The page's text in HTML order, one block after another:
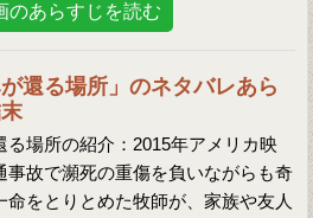
のあらすじを読む
が還る場所」のネタバレあら
る場所の紹介：2015年アメリカ映
事故で瀕死の重傷を負いながらも奇
命をとりとめた牧師が、家族や友人